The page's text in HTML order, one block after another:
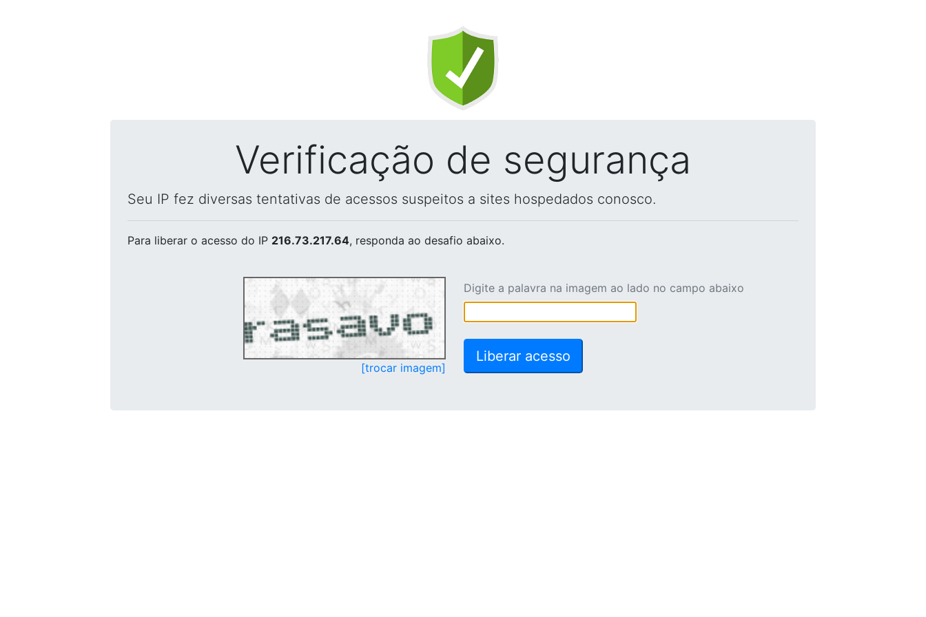
Verificação de segurança
Seu IP fez diversas tentativas de acessos suspeitos a sites hospedados conosco.
Para liberar o acesso do IP 216.73.217.64, responda ao desafio abaixo.
[trocar imagem]
Digite a palavra na imagem ao lado no campo abaixo